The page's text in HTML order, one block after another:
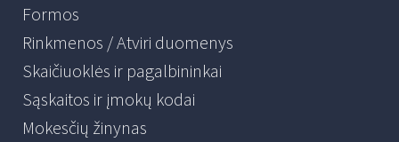
Formos
Rinkmenos / Atviri duomenys
Skaičiuoklės ir pagalbininkai
Sąskaitos ir įmokų kodai
Mokesčių žinynas